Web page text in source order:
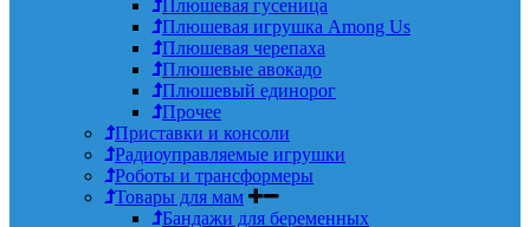
Плюшевая гусеница
Плюшевая игрушка Among Us
Плюшевая черепаха
Плюшевые авокадо
Плюшевый единорог
Прочее
Приставки и консоли
Радиоуправляемые игрушки
Роботы и трансформеры
Товары для мам
Бандажи для беременных